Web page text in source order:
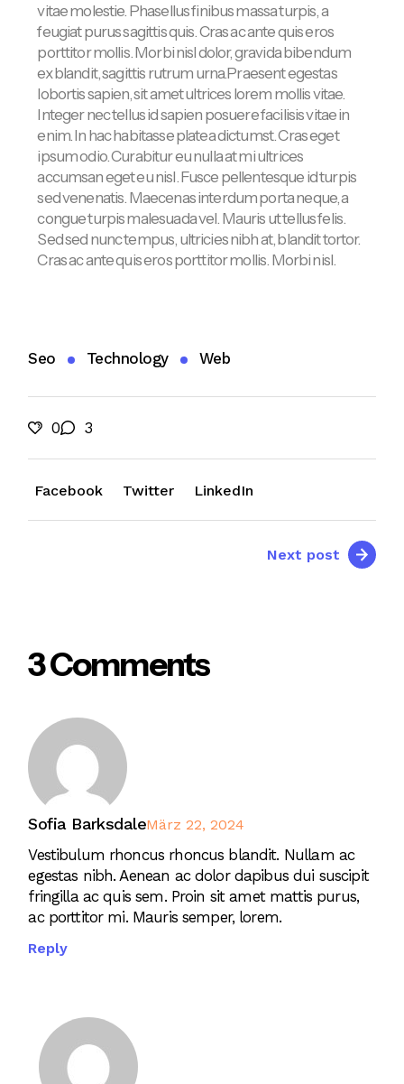
vitae molestie. Phasellus finibus massa turpis, a
feugiat purus sagittis quis. Cras ac ante quis eros
porttitor mollis. Morbi nisl dolor, gravida bibendum
ex blandit, sagittis rutrum urna.Praesent egestas
lobortis sapien, sit amet ultrices lorem mollis vitae.
Integer nec tellus id sapien posuere facilisis vitae in
enim. In hac habitasse platea dictumst. Cras eget
ipsum odio. Curabitur eu nulla at mi ultrices
accumsan eget eu nisl. Fusce pellentesque id turpis
sed venenatis. Maecenas interdum porta neque, a
congue turpis malesuada vel. Mauris ut tellus felis.
Sed sed nunc tempus, ultricies nibh at, blandit tortor.
Cras ac ante quis eros porttitor mollis. Morbi nisl.
Seo Technology Web
0 3
Facebook Twitter LinkedIn
Next post
3 Comments
Sofia BarksdaleMärz 22, 2024
Vestibulum rhoncus rhoncus blandit. Nullam ac
egestas nibh. Aenean ac dolor dapibus dui suscipit
fringilla ac quis sem. Proin sit amet mattis purus,
ac porttitor mi. Mauris semper, lorem.
Reply